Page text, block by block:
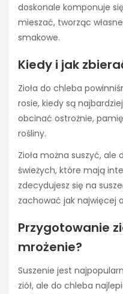
doskonale komponuje
mieszać, tworząc
smakowe.
Kiedy i jak
Zioła do chleba
rosie, kiedy są
obcinać ostrożnie,
rośliny.
Zioła można suszyć,
świeżych, które mają
zdecydujesz się na
zachować jak najwięcej
Przygotowanie
mrożenie?
Suszenie jest
ziół, ale do chleba